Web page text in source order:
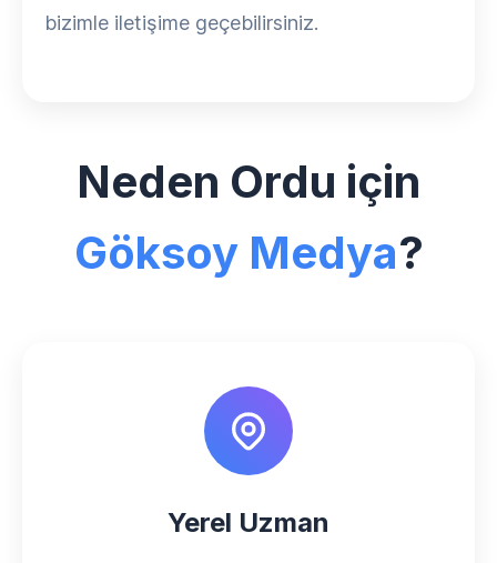
bizimle iletişime geçebilirsiniz.
Neden Ordu için
Göksoy Medya?
Yerel Uzman